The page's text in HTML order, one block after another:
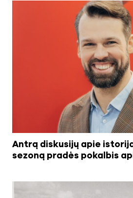
Antrą diskusijų apie
sezoną pradės pokalbis